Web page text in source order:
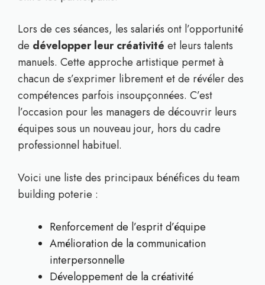
Lors de ces séances, les salariés ont l’opportunité
de développer leur créativité et leurs talents
manuels. Cette approche artistique permet à
chacun de s’exprimer librement et de révéler des
compétences parfois insoupçonnées. C’est
l’occasion pour les managers de découvrir leurs
équipes sous un nouveau jour, hors du cadre
professionnel habituel.
Voici une liste des principaux bénéfices du team
building poterie :
Renforcement de l’esprit d’équipe
Amélioration de la communication
interpersonnelle
Développement de la créativité